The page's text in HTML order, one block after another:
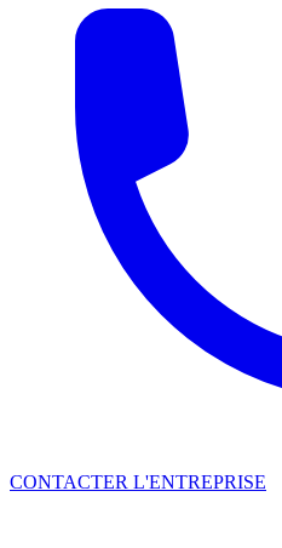
CONTACTER L'ENTREPRISE